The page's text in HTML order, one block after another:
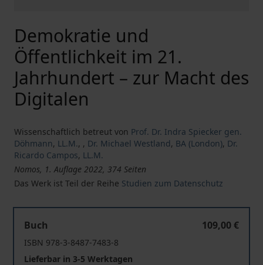
Demokratie und
Öffentlichkeit im 21.
Jahrhundert – zur Macht des
Digitalen
Wissenschaftlich betreut von Prof. Dr. Indra Spiecker gen.
Döhmann, LL.M., , Dr. Michael Westland, BA (London), Dr.
Ricardo Campos, LL.M.
Nomos, 1. Auflage 2022, 374 Seiten
Das Werk ist Teil der Reihe Studien zum Datenschutz
Buch
109,00 €
ISBN 978-3-8487-7483-8
Lieferbar in 3-5 Werktagen